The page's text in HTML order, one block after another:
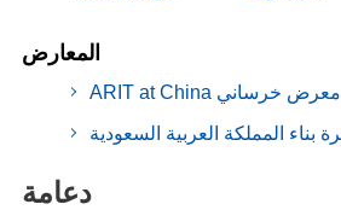
المعارض
ARIT at China معرض خرساني
دعامة